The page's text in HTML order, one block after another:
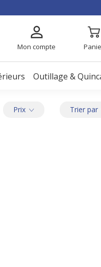
Mon compte
Outillage &
Prix Trier par